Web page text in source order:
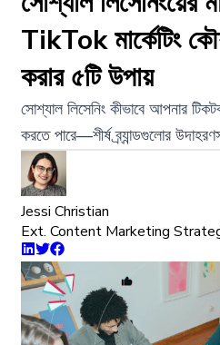
TikTok মার্কেটিং
করার ৫টি উপায়
সোশ্যাল লিসেনিং কীভাবে আপনার
করতে পারে—শীর্ষ ব্র্যান্ডগুলোর
Jessi Christian
Ext. Content Marketing